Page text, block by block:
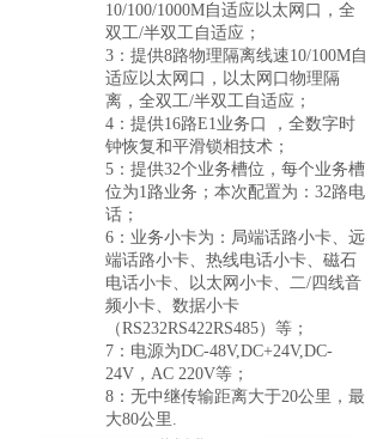
10/100/1000M自适应以太网口，全
双工/半双工自适应；
3：提供8路物理隔离线速10/100M自
适应以太网口，以太网口物理隔
离，全双工/半双工自适应；
4 ：提供16路E1业务口
，全数字时
钟恢复和平滑锁相技术；
5 ：提供32个业务槽位，每个业务槽
位为1路业务；本次配置为： 32路电
话；
6 ：业务小卡为：局端话路小卡、远
端话路小卡、热线电话小卡、磁石
电话小卡、以太网小卡、二/四线音
频小卡、数据小卡
（RS232RS422RS485） 等；
7 ：电源为DC-48V,DC+24V,DC-
24V ， AC 220V等；
8 ：无中继传输距离大于20公里，最
大80公里.